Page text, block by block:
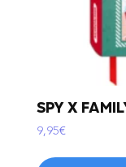
SPY X
9,95€